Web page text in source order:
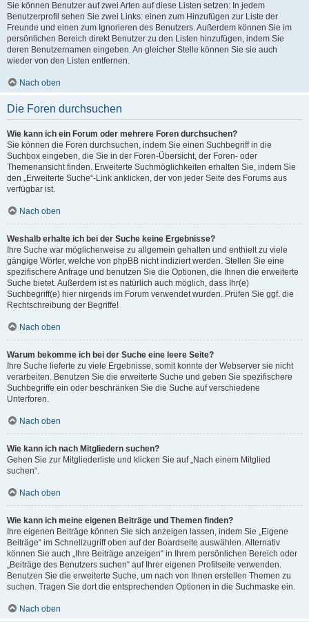
Sie können Benutzer auf zwei Arten auf diese Listen setzen: In jedem
Benutzerprofil sehen Sie zwei Links: einen zum Hinzufügen zur Liste der
Freunde und einen zum Ignorieren des Benutzers. Außerdem können Sie im
persönlichen Bereich direkt Benutzer zu den Listen hinzufügen, indem Sie
deren Benutzernamen eingeben. An gleicher Stelle können Sie sie auch
wieder von den Listen entfernen.
Nach oben
Die Foren durchsuchen
Wie kann ich ein Forum oder mehrere Foren durchsuchen?
Sie können die Foren durchsuchen, indem Sie einen Suchbegriff in die
Suchbox eingeben, die Sie in der Foren-Übersicht, der Foren- oder
Themenansicht finden. Erweiterte Suchmöglichkeiten erhalten Sie, indem Sie
den „Erweiterte Suche“-Link anklicken, der von jeder Seite des Forums aus
verfügbar ist.
Nach oben
Weshalb erhalte ich bei der Suche keine Ergebnisse?
Ihre Suche war möglicherweise zu allgemein gehalten und enthielt zu viele
gängige Wörter, welche von phpBB nicht indiziert werden. Stellen Sie eine
spezifischere Anfrage und benutzen Sie die Optionen, die Ihnen die erweiterte
Suche bietet. Außerdem ist es natürlich auch möglich, dass Ihr(e)
Suchbegriff(e) hier nirgends im Forum verwendet wurden. Prüfen Sie ggf. die
Rechtschreibung der Begriffe!
Nach oben
Warum bekomme ich bei der Suche eine leere Seite?
Ihre Suche lieferte zu viele Ergebnisse, somit konnte der Webserver sie nicht
verarbeiten. Benutzen Sie die erweiterte Suche und geben Sie spezifischere
Suchbegriffe ein oder beschränken Sie die Suche auf verschiedene
Unterforen.
Nach oben
Wie kann ich nach Mitgliedern suchen?
Gehen Sie zur Mitgliederliste und klicken Sie auf „Nach einem Mitglied
suchen“.
Nach oben
Wie kann ich meine eigenen Beiträge und Themen finden?
Ihre eigenen Beiträge können Sie sich anzeigen lassen, indem Sie „Eigene
Beiträge“ im Schnellzugriff oben auf der Boardseite auswählen. Alternativ
können Sie auch „Ihre Beiträge anzeigen“ in Ihrem persönlichen Bereich oder
„Beiträge des Benutzers suchen“ auf Ihrer eigenen Profilseite verwenden.
Benutzen Sie die erweiterte Suche, um nach von Ihnen erstellen Themen zu
suchen. Tragen Sie dort die entsprechenden Optionen in die Suchmaske ein.
Nach oben